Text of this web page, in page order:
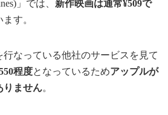
」では、 新作映画は通常¥509で
す。
なっている他社のサービスを見て
程度となっているためアップルが
りません。